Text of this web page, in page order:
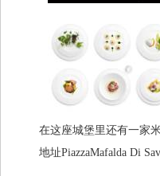
在这座城堡里还有一家米
地址PiazzaMafalda Di